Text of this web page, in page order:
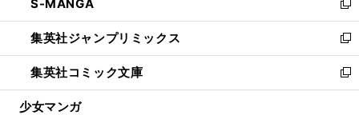
く
で
開
く
ド
ウ
で
開
く
ィ
ン
ド
ウ
で
開
い
ウ
ィ
ン
ド
ウ
S-MANGA
新
し
い
ウ
ィ
ン
集英社ジャンプリミックス
新
し
い
ウ
集英社コミック文庫
新
し
少女マンガ